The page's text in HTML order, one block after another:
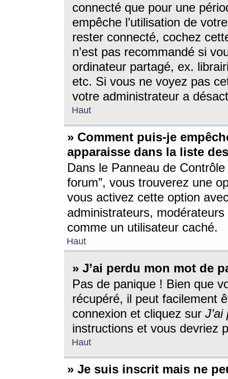
connecté que pour une
empêche l’utilisation de
rester connecté, cochez
n’est pas recommandé si
ordinateur partagé, ex.
etc. Si vous ne voyez pas
votre administrateur a
Haut
» Comment puis-je
apparaisse dans la liste
Dans le Panneau de
forum”, vous trouverez une
vous activez cette option
administrateurs,
comme un utilisateur caché.
Haut
» J’ai perdu mon mot de
Pas de panique ! Bien que
récupéré, il peut facilement
connexion et cliquez sur
instructions et vous devriez
Haut
» Je suis inscrit mais ne